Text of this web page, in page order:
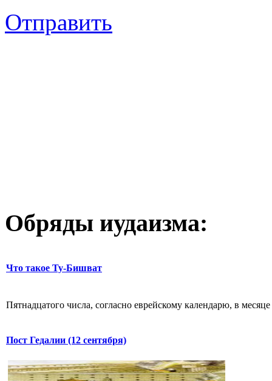
Отправить
Обряды иудаизма:
Что такое Ту-Бишват
Пятнадцатого числа, согласно еврейскому календарю, в
Пост Гедалии (12 сентября)